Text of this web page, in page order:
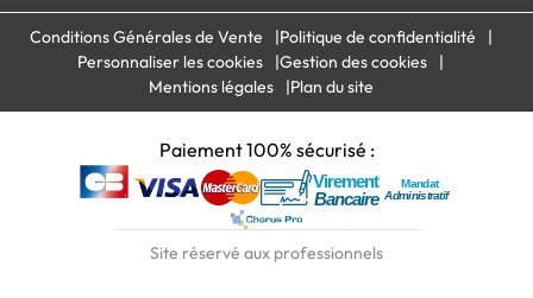
Conditions Générales de Vente
Politique de confidentialité
Personnaliser les cookies
Gestion des cookies
Mentions légales
Plan du site
Paiement 100% sécurisé :
Site réservé aux professionnels